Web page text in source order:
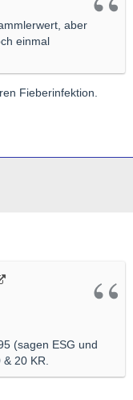
aber
einmal
Fieberinfektion.
(sagen ESG und
20 KR.